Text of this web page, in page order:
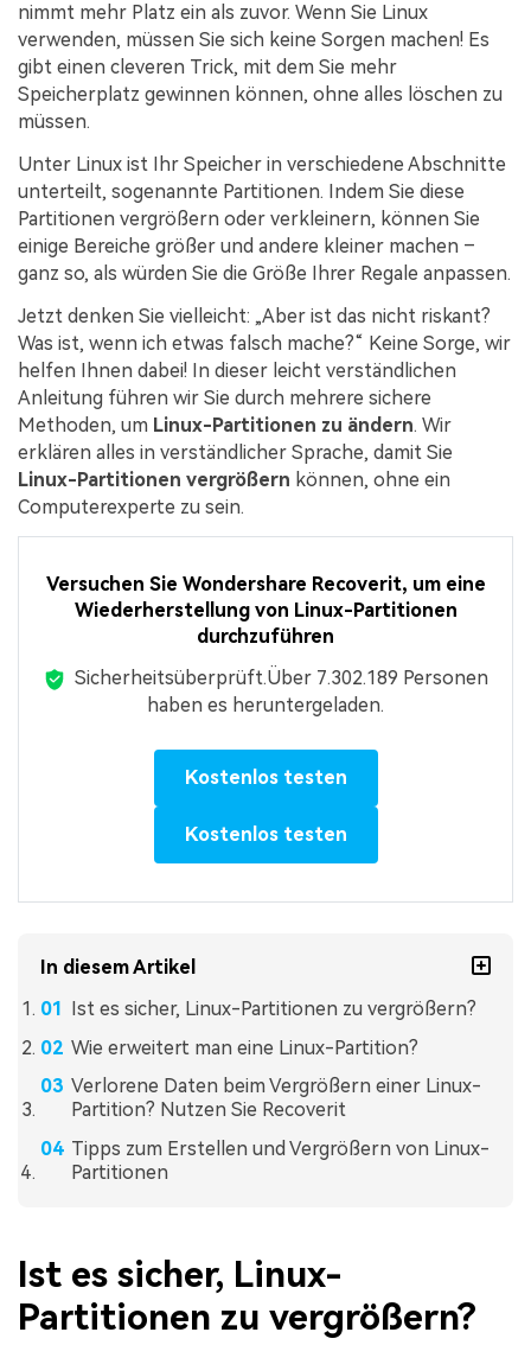
nimmt mehr Platz ein als zuvor. Wenn Sie Linux
verwenden, müssen Sie sich keine Sorgen machen! Es
gibt einen cleveren Trick, mit dem Sie mehr
Speicherplatz gewinnen können, ohne alles löschen zu
müssen.
Unter Linux ist Ihr Speicher in verschiedene Abschnitte
unterteilt, sogenannte Partitionen. Indem Sie diese
Partitionen vergrößern oder verkleinern, können Sie
einige Bereiche größer und andere kleiner machen –
ganz so, als würden Sie die Größe Ihrer Regale anpassen.
Jetzt denken Sie vielleicht: „Aber ist das nicht riskant?
Was ist, wenn ich etwas falsch mache?“ Keine Sorge, wir
helfen Ihnen dabei! In dieser leicht verständlichen
Anleitung führen wir Sie durch mehrere sichere
Methoden, um Linux-Partitionen zu ändern. Wir
erklären alles in verständlicher Sprache, damit Sie
Linux-Partitionen vergrößern können, ohne ein
Computerexperte zu sein.
Versuchen Sie Wondershare Recoverit, um eine
Wiederherstellung von Linux-Partitionen
durchzuführen
Sicherheitsüberprüft.Über 7.302.189 Personen
haben es heruntergeladen.
Kostenlos testen
Kostenlos testen
In diesem Artikel
Ist es sicher, Linux-Partitionen zu vergrößern?
Wie erweitert man eine Linux-Partition?
Verlorene Daten beim Vergrößern einer Linux-
Partition? Nutzen Sie Recoverit
Tipps zum Erstellen und Vergrößern von Linux-
Partitionen
Ist es sicher, Linux-
Partitionen zu vergrößern?